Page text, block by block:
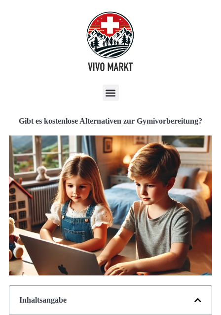
Gibt es kostenlose Alternativen zur Gymivorbereitung?
Inhaltsangabe